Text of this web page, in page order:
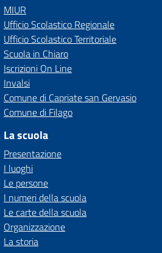
MIUR
Ufficio Scolastico Regionale
Ufficio Scolastico Territoriale
Scuola in Chiaro
Iscrizioni On Line
Invalsi
Comune di Capriate san Gervasio
Comune di Filago
La scuola
Presentazione
I luoghi
Le persone
I numeri della scuola
Le carte della scuola
Organizzazione
La storia